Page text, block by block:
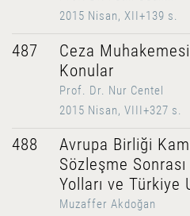
2015 Nisan, XII+139 s.
487
Ceza
Konular
Prof. Dr. Nur Centel
2015 Nisan, VIII+327 s.
488
Avrupa Birliği
Sözleşme
Yolları ve Türkiye
Muzaffer Akdoğan